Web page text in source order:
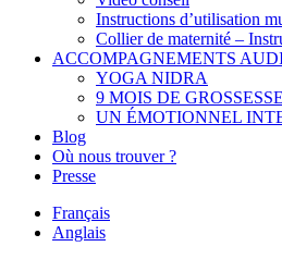
Instructions d’utilisation
Collier de maternité –
ACCOMPAGNEMENTS
YOGA NIDRA
9 MOIS DE GROSSESSE
UN ÉMOTIONNEL
Blog
Où nous trouver ?
Presse
Français
Anglais